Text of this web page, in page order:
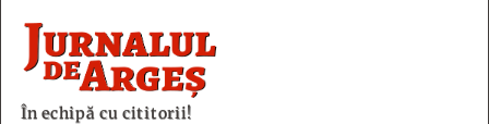
În echipă cu cititorii!